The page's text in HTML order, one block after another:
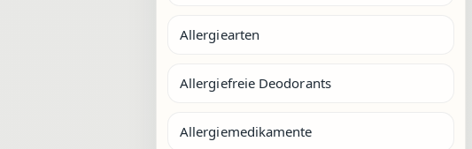
Allergiearten
Allergiefreie Deodorants
Allergiemedikamente